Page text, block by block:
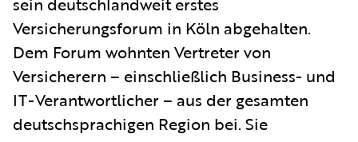
Versicherungsforum in Köln abgehalten.
Dem Forum wohnten Vertreter von
Versicherern – einschließlich Business- und
IT-Verantwortlicher – aus der gesamten
deutschsprachigen Region bei. Sie